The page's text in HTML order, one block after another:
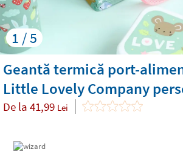
1 / 5
Geantă termică port-
Little Lovely Company
De la 41,99 Lei